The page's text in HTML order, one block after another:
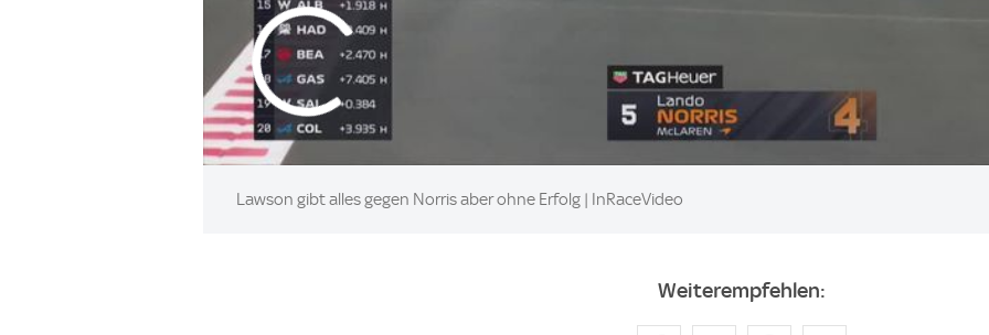
Lawson gibt alles gegen Norris aber ohne Erfolg | InRaceVideo
Weiterempfehlen: